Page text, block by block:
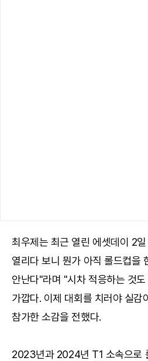
최우제는 최근 열린 에셋데이 2
열리다 보니 뭔가 아직 롤드컵을
안난다"라며 "시차 적응하는 것
가깝다. 이제 대회를 치러야 실감
참가한 소감을 전했다.
2023년과 2024년 T1 소속으로